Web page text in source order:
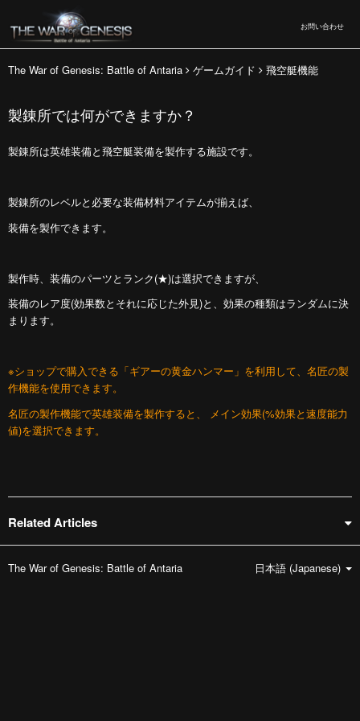
お問い合わせ
The War of Genesis: Battle of Antaria ゲームガイド 飛空艇機能
製錬所では何ができますか？
製錬所は英雄装備と飛空艇装備を製作する施設です。
製錬所のレベルと必要な装備材料アイテムが揃えば、
装備を製作できます。
製作時、装備のパーツとランク(★)は選択できますが、
装備のレア度(効果数とそれに応じた外見)と、効果の種類はランダムに決
まります。
※ショップで購入できる「ギアーの黄金ハンマー」を利用して、名匠の製
作機能を使用できます。
名匠の製作機能で英雄装備を製作すると、 メイン効果(%効果と速度能力
値)を選択できます。
Related Articles
The War of Genesis: Battle of Antaria 日本語 (Japanese)